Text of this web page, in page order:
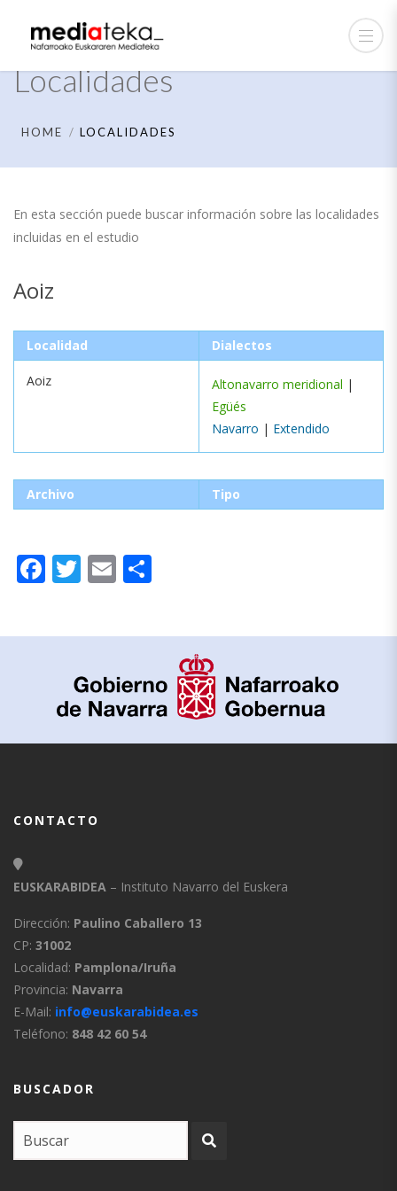
Localidades
HOME LOCALIDADES
En esta sección puede buscar información sobre las localidades
incluidas en el estudio
Aoiz
Localidad Dialectos
Aoiz Altonavarro meridional |
Egüés
Navarro | Extendido
Archivo Tipo
Facebook
Twitter
Email
CONTACTO
EUSKARABIDEA – Instituto Navarro del Euskera
Dirección: Paulino Caballero 13
CP: 31002
Localidad: Pamplona/Iruña
Provincia: Navarra
E-Mail: info@euskarabidea.es
Teléfono: 848 42 60 54
BUSCADOR